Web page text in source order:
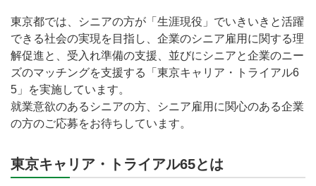
東京都では、シニアの方が「生涯現役」でいきいきと活躍
できる社会の実現を目指し、企業のシニア雇用に関する理
解促進と、受入れ準備の支援、並びにシニアと企業のニー
ズのマッチングを支援する「東京キャリア・トライアル6
5」を実施しています。
就業意欲のあるシニアの方、シニア雇用に関心のある企業
の方のご応募をお待ちしています。
東京キャリア・トライアル65とは